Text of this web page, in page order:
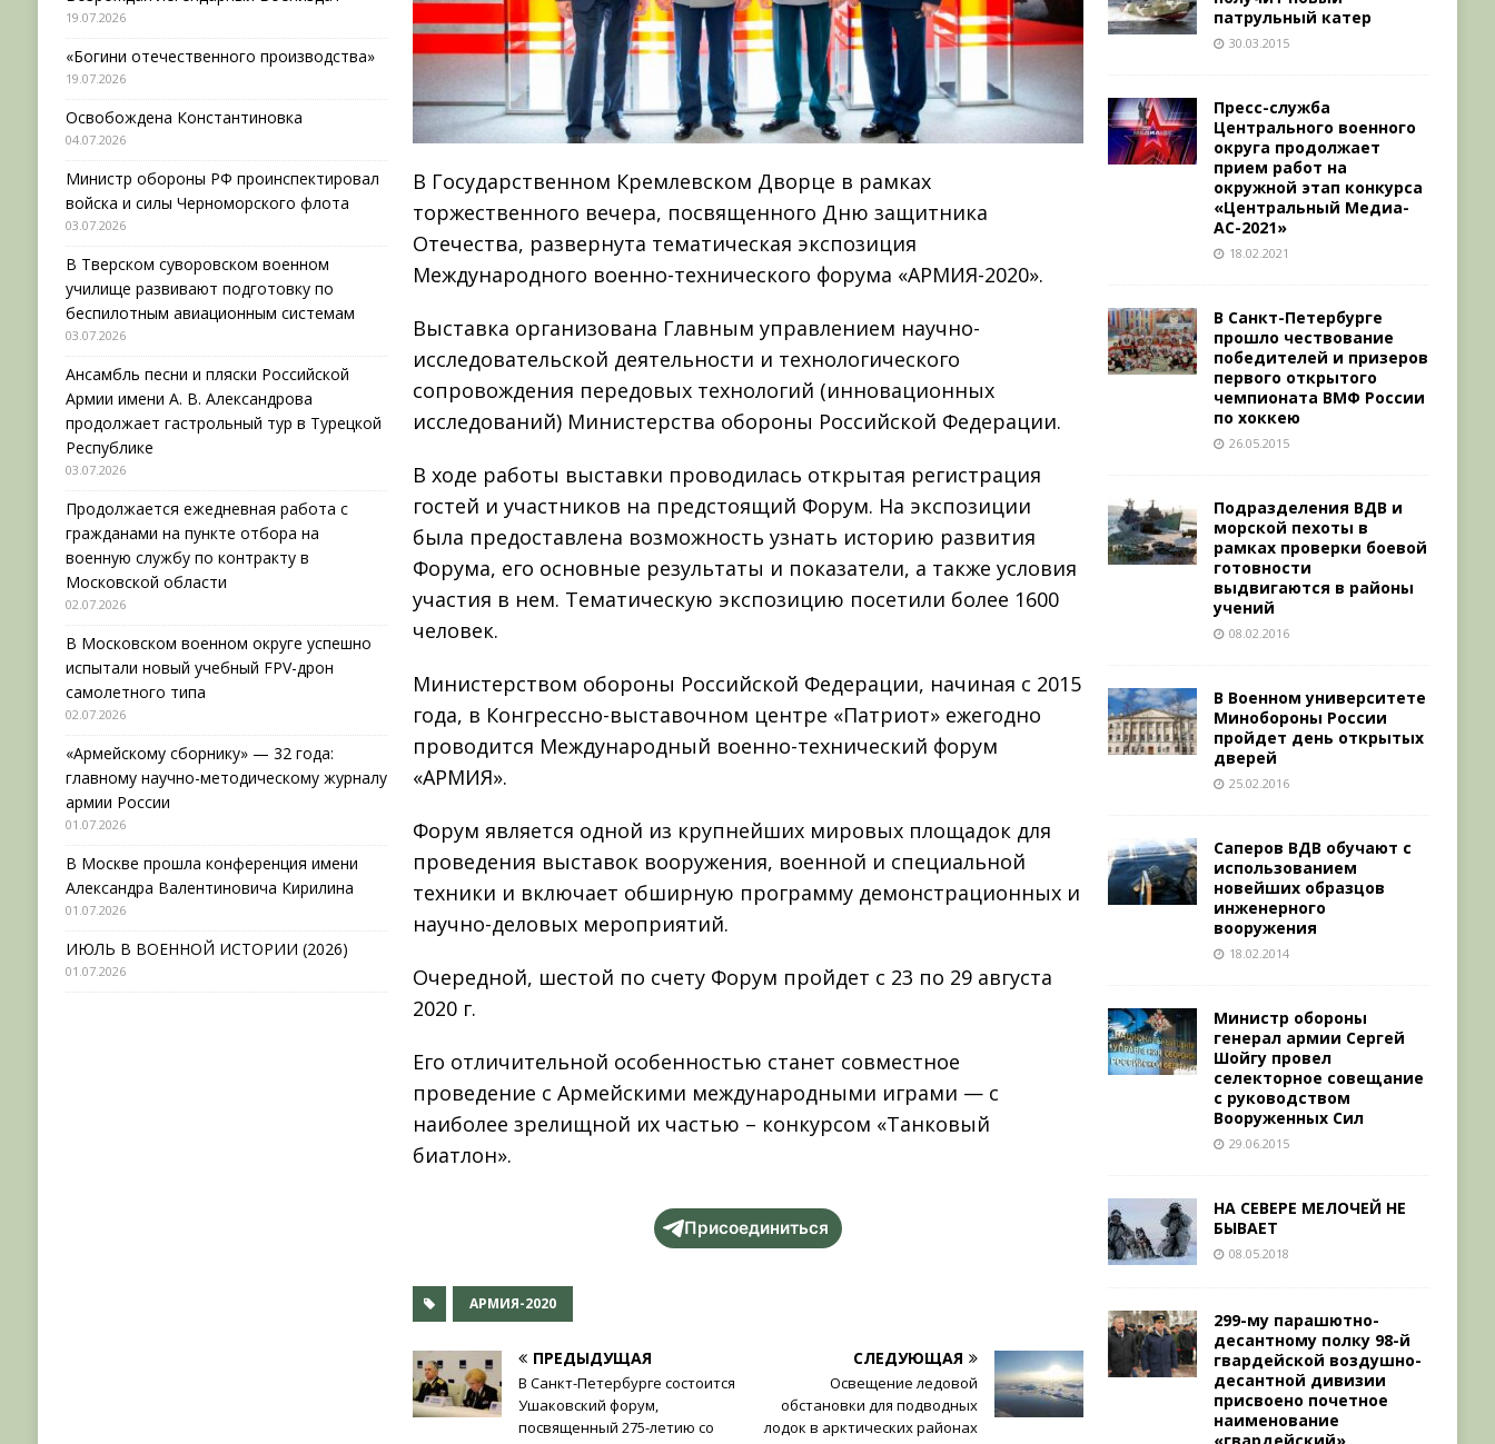
В Государственном Кремлевском Дворце в рамках
торжественного вечера, посвященного Дню защитника
Отечества, развернута тематическая экспозиция
Международного военно-технического форума «АРМИЯ-2020».
Выставка организована Главным управлением научно-
исследовательской деятельности и технологического
сопровождения передовых технологий (инновационных
исследований) Министерства обороны Российской Федерации.
В ходе работы выставки проводилась открытая регистрация
гостей и участников на предстоящий Форум. На экспозиции
была предоставлена возможность узнать историю развития
Форума, его основные результаты и показатели, а также условия
участия в нем. Тематическую экспозицию посетили более 1600
человек.
Министерством обороны Российской Федерации, начиная с 2015
года, в Конгрессно-выставочном центре «Патриот» ежегодно
проводится Международный военно-технический форум
«АРМИЯ».
Форум является одной из крупнейших мировых площадок для
проведения выставок вооружения, военной и специальной
техники и включает обширную программу демонстрационных и
научно-деловых мероприятий.
Очередной, шестой по счету Форум пройдет с 23 по 29 августа
2020 г.
Его отличительной особенностью станет совместное
проведение с Армейскими международными играми — с
наиболее зрелищной их частью – конкурсом «Танковый
биатлон».
Присоединиться
АРМИЯ-2020
ПРЕДЫДУЩАЯ
В Санкт-Петербурге состоится
Ушаковский форум,
посвященный 275-летию со
СЛЕДУЮЩАЯ
Освещение ледовой
обстановки для подводных
лодок в арктических районах
19.07.2026
«Богини отечественного производства»
19.07.2026
Освобождена Константиновка
04.07.2026
Министр обороны РФ проинспектировал
войска и силы Черноморского флота
03.07.2026
В Тверском суворовском военном
училище развивают подготовку по
беспилотным авиационным системам
03.07.2026
Ансамбль песни и пляски Российской
Армии имени А. В. Александрова
продолжает гастрольный тур в Турецкой
Республике
03.07.2026
Продолжается ежедневная работа с
гражданами на пункте отбора на
военную службу по контракту в
Московской области
02.07.2026
В Московском военном округе успешно
испытали новый учебный FPV-дрон
самолетного типа
02.07.2026
«Армейскому сборнику» — 32 года:
главному научно-методическому журналу
армии России
01.07.2026
В Москве прошла конференция имени
Александра Валентиновича Кирилина
01.07.2026
ИЮЛЬ В ВОЕННОЙ ИСТОРИИ (2026)
01.07.2026
патрульный катер
30.03.2015
Пресс-служба
Центрального военного
округа продолжает
прием работ на
окружной этап конкурса
«Центральный Медиа-
АС-2021»
18.02.2021
В Санкт-Петербурге
прошло чествование
победителей и призеров
первого открытого
чемпионата ВМФ России
по хоккею
26.05.2015
Подразделения ВДВ и
морской пехоты в
рамках проверки боевой
готовности
выдвигаются в районы
учений
08.02.2016
В Военном университете
Минобороны России
пройдет день открытых
дверей
25.02.2016
Саперов ВДВ обучают с
использованием
новейших образцов
инженерного
вооружения
18.02.2014
Министр обороны
генерал армии Сергей
Шойгу провел
селекторное совещание
с руководством
Вооруженных Сил
29.06.2015
НА СЕВЕРЕ МЕЛОЧЕЙ НЕ
БЫВАЕТ
08.05.2018
299-му парашютно-
десантному полку 98-й
гвардейской воздушно-
десантной дивизии
присвоено почетное
наименование